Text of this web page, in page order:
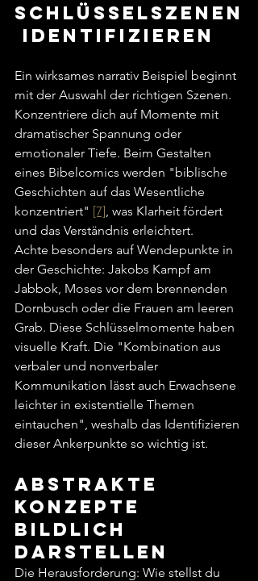
Schlüsselszenen
identifizieren
Ein wirksames narrativ Beispiel beginnt
mit der Auswahl der richtigen Szenen.
Konzentriere dich auf Momente mit
dramatischer Spannung oder
emotionaler Tiefe. Beim Gestalten
eines Bibelcomics werden "biblische
Geschichten auf das Wesentliche
konzentriert" [7], was Klarheit fördert
und das Verständnis erleichtert.
Achte besonders auf Wendepunkte in
der Geschichte: Jakobs Kampf am
Jabbok, Moses vor dem brennenden
Dornbusch oder die Frauen am leeren
Grab. Diese Schlüsselmomente haben
visuelle Kraft. Die "Kombination aus
verbaler und nonverbaler
Kommunikation lässt auch Erwachsene
leichter in existentielle Themen
eintauchen", weshalb das Identifizieren
dieser Ankerpunkte so wichtig ist.
Abstrakte
Konzepte
bildlich
darstellen
Die Herausforderung: Wie stellst du